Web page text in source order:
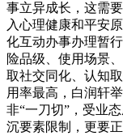
事立异成长，这需
入心理健康和平安
化互动办事办理暂
险品级、使用场景
取社交同化、认知
用率最高，白润轩
非“一刀切”，受业
沉要素限制，更要